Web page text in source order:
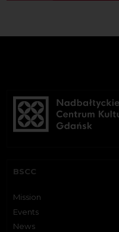
BSCC
Mission
Events
News